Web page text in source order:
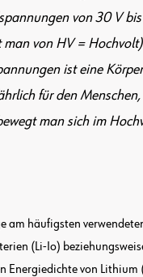
von 30 V
man von HV =
ist eine
für den
man sich im
am häufigsten
(Li-Io)
Energiedichte von Lithium